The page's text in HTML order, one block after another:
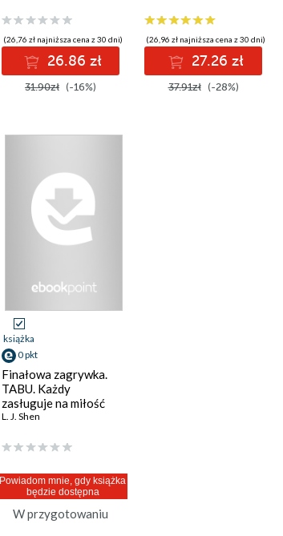
(26,76 zł najniższa cena z 30 dni)
26.86 zł
31.90zł (-16%)
(26,96 zł najniższa cena z 30 dni)
27.26 zł
37.91zł (-28%)
książka
0 pkt
Finałowa zagrywka.
TABU. Każdy
zasługuje na miłość
L. J. Shen
Powiadom mnie, gdy książka
będzie dostępna
W przygotowaniu